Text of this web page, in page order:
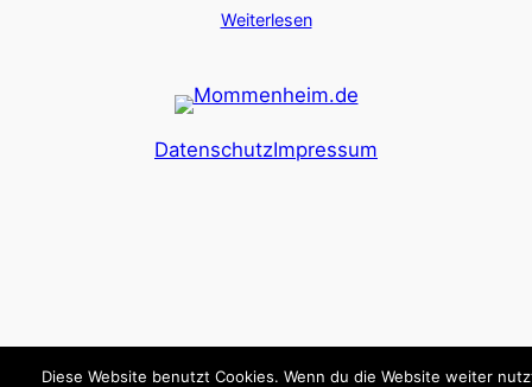
Weiterlesen
DatenschutzImpressum
Diese Website benutzt Cookies. Wenn du die Website weiter